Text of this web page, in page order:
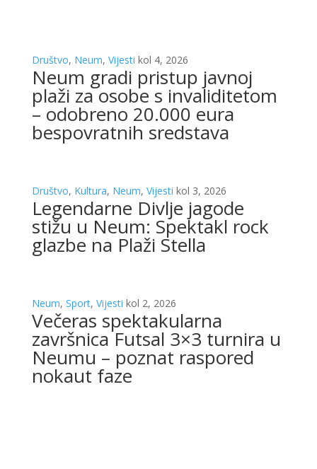
Društvo, Neum, Vijesti kol 4, 2026
Neum gradi pristup javnoj
plaži za osobe s invaliditetom
– odobreno 20.000 eura
bespovratnih sredstava
Društvo, Kultura, Neum, Vijesti kol 3, 2026
Legendarne Divlje jagode
stižu u Neum: Spektakl rock
glazbe na Plaži Stella
Neum, Sport, Vijesti kol 2, 2026
Večeras spektakularna
završnica Futsal 3×3 turnira u
Neumu – poznat raspored
nokaut faze